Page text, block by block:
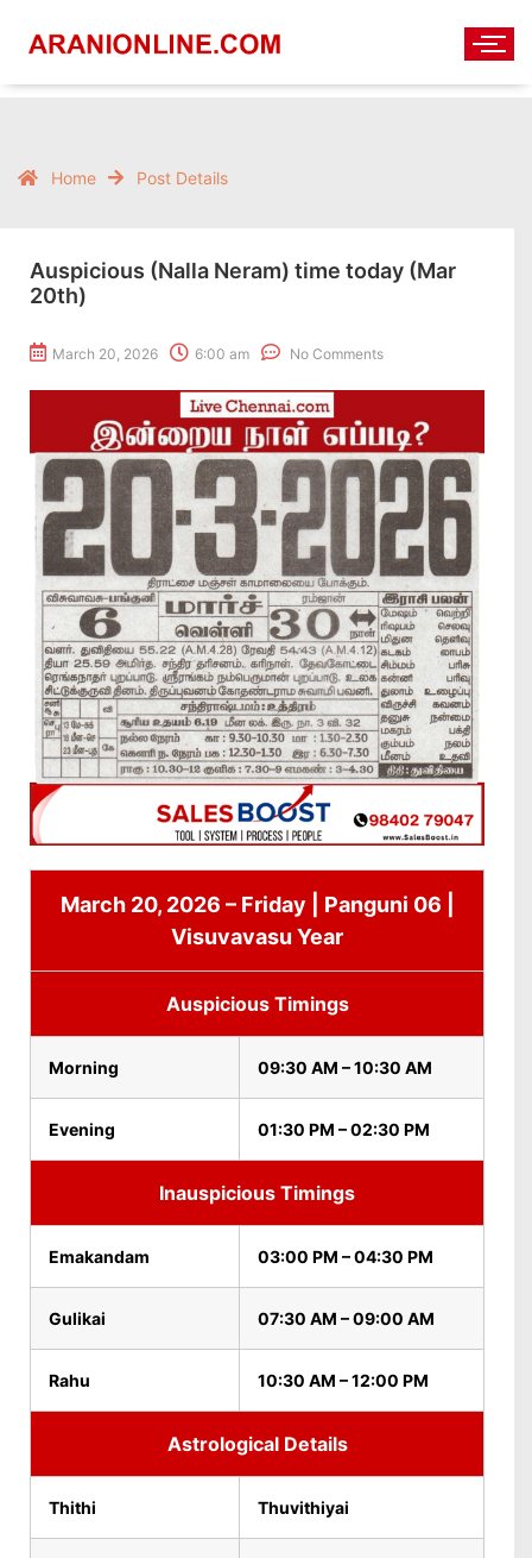
Home Post Details
Auspicious (Nalla Neram) time today (Mar
20th)
March 20, 2026 6:00 am No Comments
March 20, 2026 – Friday | Panguni 06 |
Visuvavasu Year
Auspicious Timings
Morning 09:30 AM – 10:30 AM
Evening 01:30 PM – 02:30 PM
Inauspicious Timings
Emakandam 03:00 PM – 04:30 PM
Gulikai 07:30 AM – 09:00 AM
Rahu 10:30 AM – 12:00 PM
Astrological Details
Thithi Thuvithiyai